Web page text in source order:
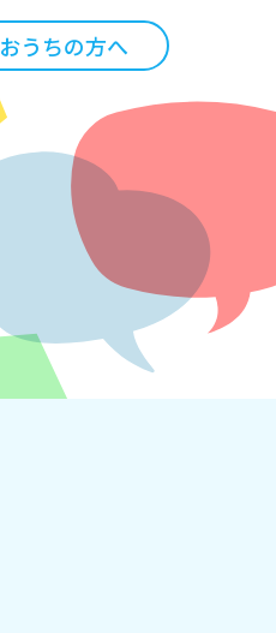
おうちの方へ